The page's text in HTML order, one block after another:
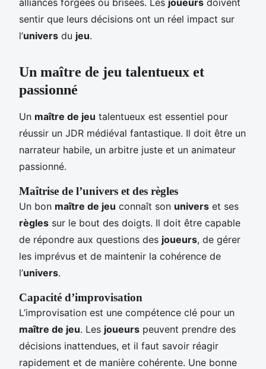
sentir que leurs décisions ont un réel impact sur
l’univers du jeu.
Un maître de jeu talentueux et
passionné
Un maître de jeu talentueux est essentiel pour
réussir un JDR médiéval fantastique. Il doit être un
narrateur habile, un arbitre juste et un animateur
passionné.
Maîtrise de l’univers et des règles
Un bon maître de jeu connaît son univers et ses
règles sur le bout des doigts. Il doit être capable
de répondre aux questions des joueurs, de gérer
les imprévus et de maintenir la cohérence de
l’univers.
Capacité d’improvisation
L’improvisation est une compétence clé pour un
maître de jeu. Les joueurs peuvent prendre des
décisions inattendues, et il faut savoir réagir
rapidement et de manière cohérente. Une bonne